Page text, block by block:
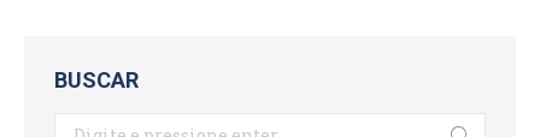
BUSCAR
Search: